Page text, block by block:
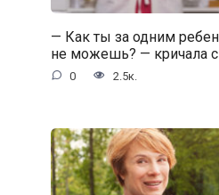
— Как ты за одним
не можешь? — кричала
0 2.5к.